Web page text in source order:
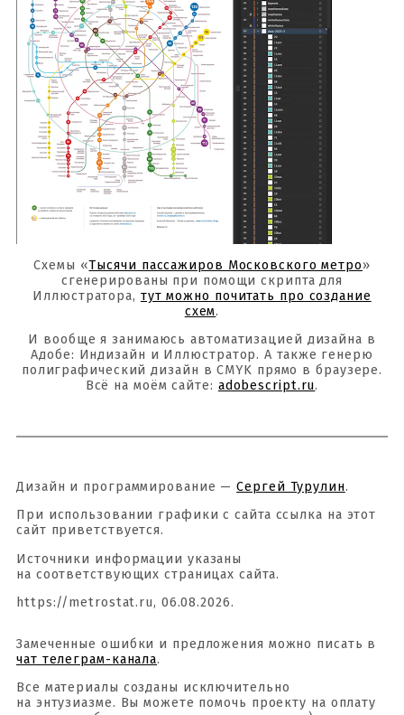
Схемы «Тысячи пассажиров Московского метро»
сгенерированы при помощи скрипта для
Иллюстратора, тут можно почитать про создание
схем.
И вообще я занимаюсь автоматизацией дизайна в
Адобе: Индизайн и Иллюстратор. А также генерю
полиграфический дизайн в CMYK прямо в браузере.
Всё на моём сайте: adobescript.ru.
Дизайн и программирование —Сергей Турулин.
При использовании графики с сайта ссылка на этот
сайт приветствуется.
Источники информации указаны
на соответствующих страницах сайта.
https://metrostat.ru, 06.08.2026.
Замеченные ошибки и предложения можно писать в
чат телеграм-канала.
Все материалы созданы исключительно
на энтузиазме. Вы можете помочь проекту на оплату